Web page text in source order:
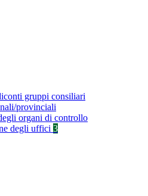
gruppi consiliari
provinciali
organi di controllo
degli uffici 3